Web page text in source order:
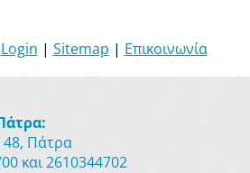
Login | Sitemap | Επικοινωνία
48, Πάτρα
και 2610344702